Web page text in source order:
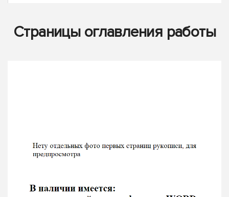
Страницы оглавления работы